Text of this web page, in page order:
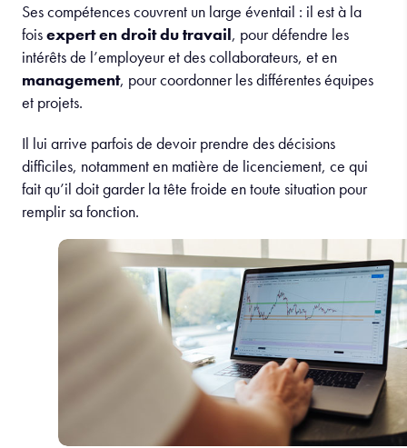
Ses compétences couvrent un large éventail : il est à la
foisexpert en droit du travail, pour défendre les
intérêts de l’employeur et des collaborateurs, et en
management, pour coordonner les différentes équipes
et projets.
Il lui arrive parfois de devoir prendre des décisions
difficiles, notamment en matière de licenciement, ce qui
fait qu’il doit garder la tête froide en toute situation pour
remplir sa fonction.